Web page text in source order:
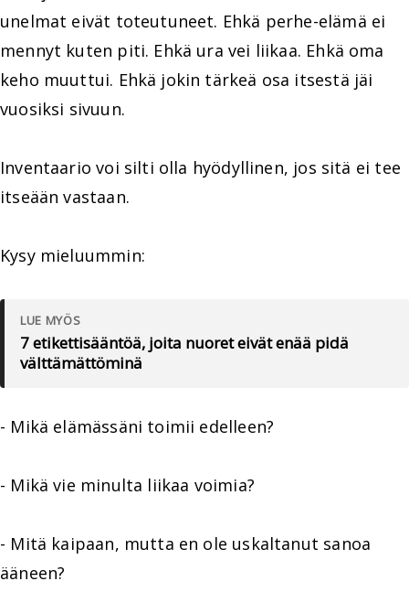
unelmat eivät toteutuneet. Ehkä perhe-elämä ei
mennyt kuten piti. Ehkä ura vei liikaa. Ehkä oma
keho muuttui. Ehkä jokin tärkeä osa itsestä jäi
vuosiksi sivuun.
Inventaario voi silti olla hyödyllinen, jos sitä ei tee
itseään vastaan.
Kysy mieluummin:
LUE MYÖS
7 etikettisääntöä, joita nuoret eivät enää pidä
välttämättöminä
- Mikä elämässäni toimii edelleen?
- Mikä vie minulta liikaa voimia?
- Mitä kaipaan, mutta en ole uskaltanut sanoa
ääneen?